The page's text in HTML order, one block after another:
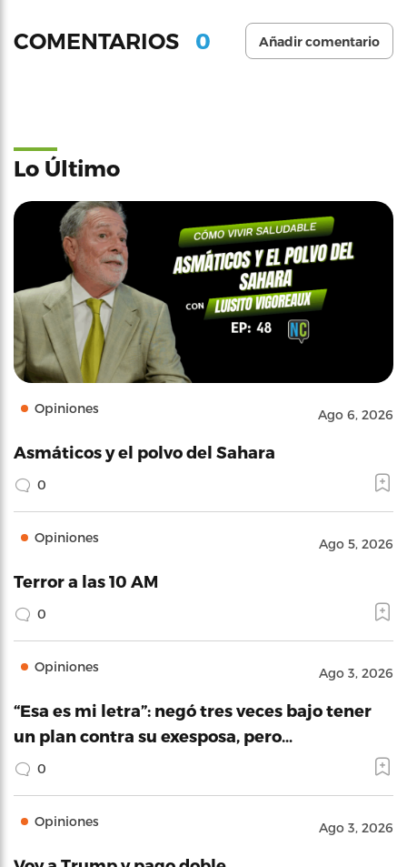
COMENTARIOS 0 Añadir comentario
Lo Último
Opiniones Ago 6, 2026
Asmáticos y el polvo del Sahara
0
Opiniones Ago 5, 2026
Terror a las 10 AM
0
Opiniones Ago 3, 2026
“Esa es mi letra”: negó tres veces bajo tener
un plan contra su exesposa, pero…
0
Opiniones Ago 3, 2026